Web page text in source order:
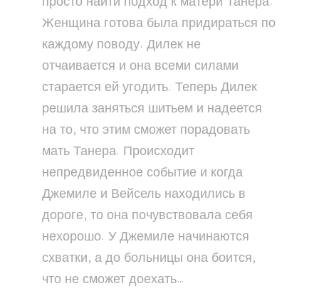
Женщина готова была придираться по
каждому поводу. Дилек не
отчаивается и она всеми силами
старается ей угодить. Теперь Дилек
решила заняться шитьем и надеется
на то, что этим сможет порадовать
мать Танера. Происходит
непредвиденное событие и когда
Джемиле и Вейсель находились в
дороге, то она почувствовала себя
нехорошо. У Джемиле начинаются
схватки, а до больницы она боится,
что не сможет доехать…